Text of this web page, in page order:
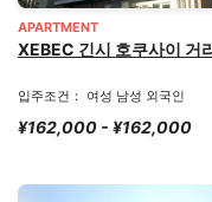
APARTMENT
XEBEC 긴시 호쿠사이 거
입주조건： 여성 남성 외국인
¥162,000 - ¥162,000